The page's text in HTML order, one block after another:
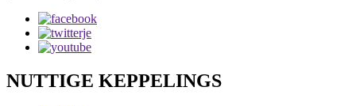
NUTTIGE KEPPELINGS